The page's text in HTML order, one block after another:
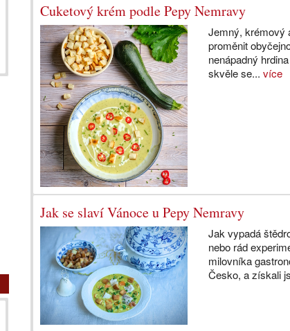
Cuketový krém podle Pepy Nemravy
Jemný, krémový
proměnit
nenápadný
skvěle se...více
Jak se slaví Vánoce u Pepy Nemravy
Jak vypadá
nebo rád
milovníka
Česko, a získali